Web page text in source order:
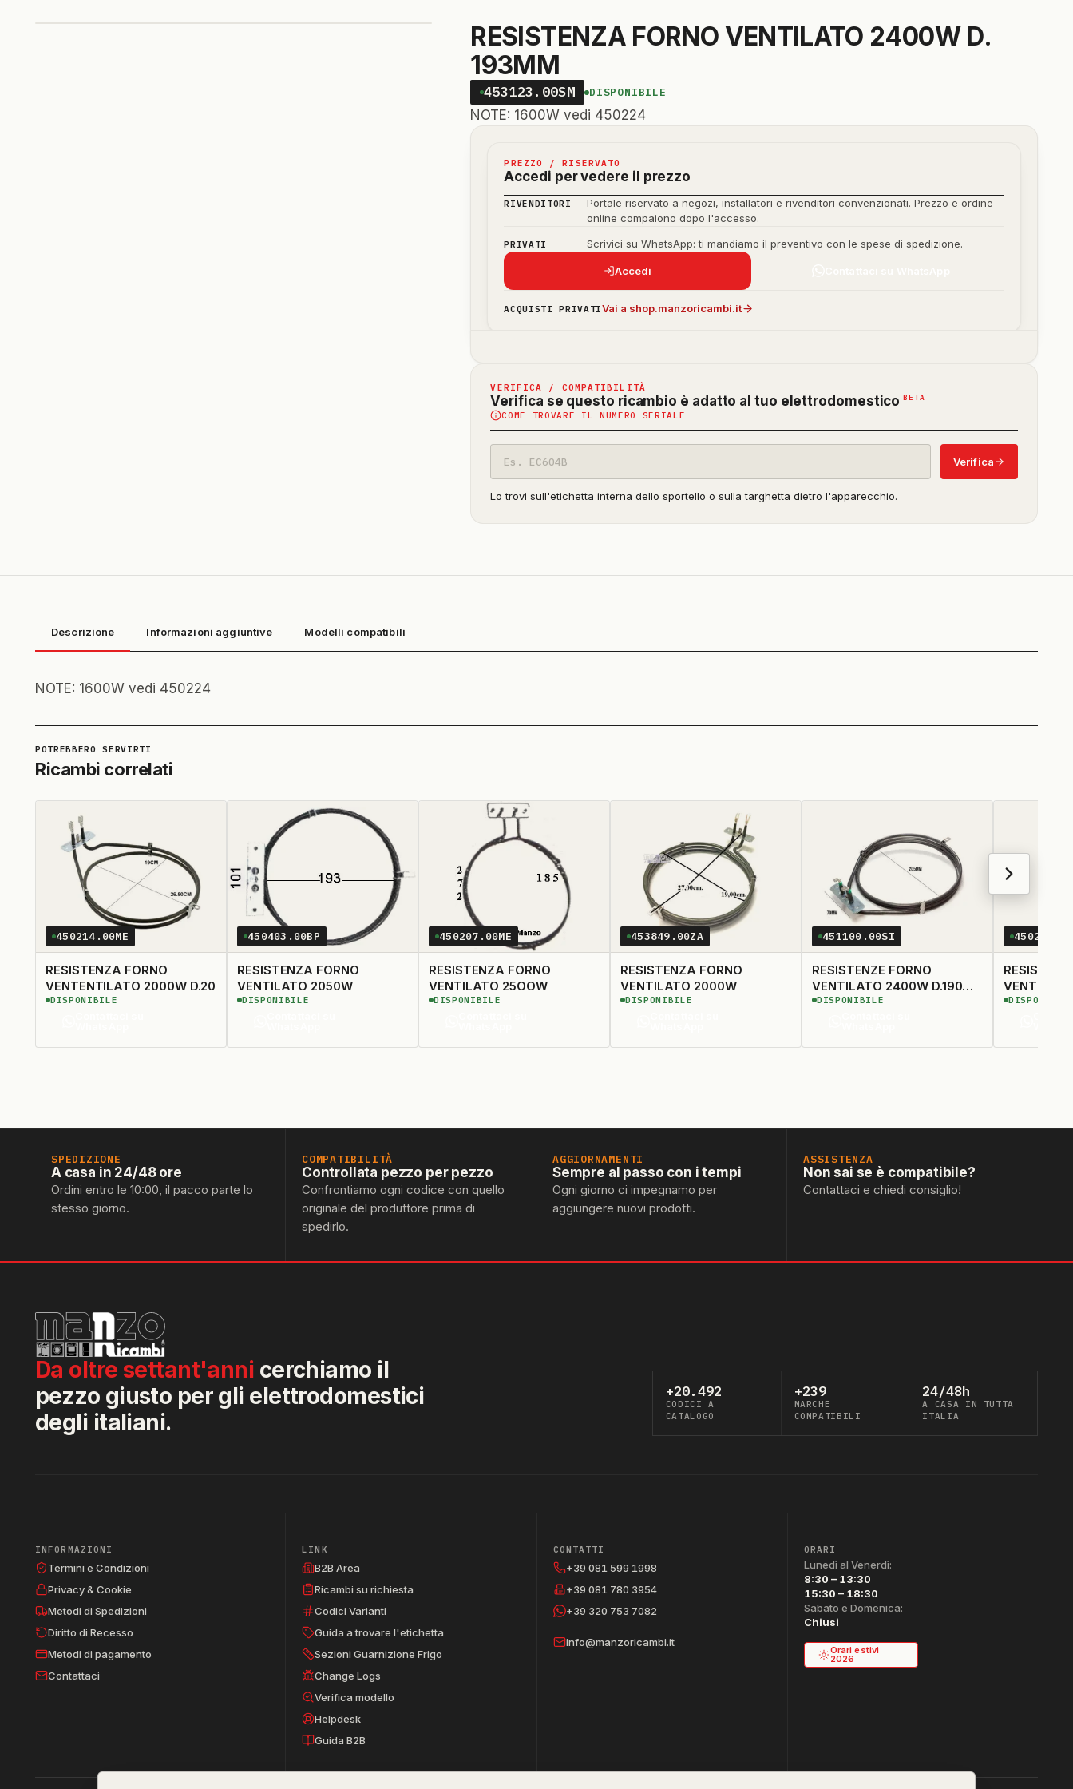
RESISTENZA FORNO VENTILATO 2400W D.
193MM
453123.00SM DISPONIBILE
NOTE: 1600W vedi 450224
PREZZO / RISERVATO
Accedi per vedere il prezzo
RIVENDITORI
Portale riservato a negozi, installatori e rivenditori convenzionati. Prezzo e ordine
online compaiono dopo l'accesso.
PRIVATI Scrivici su WhatsApp: ti mandiamo il preventivo con le spese di spedizione.
Accedi
ACQUISTI PRIVATIVai a shop.manzoricambi.it
VERIFICA / COMPATIBILITÀ
Verifica se questo ricambio è adatto al tuo elettrodomestico BETA
beta)
COME TROVARE IL NUMERO SERIALE
modello
Verifica
Lo trovi sull'etichetta interna dello sportello o sulla targhetta dietro l'apparecchio.
Descrizione Informazioni aggiuntive Modelli compatibili
NOTE: 1600W vedi 450224
Ricambi correlati
450214.00ME
RESISTENZA FORNO
VENTENTILATO 2000W D.20
DISPONIBILE
450403.00BP
RESISTENZA FORNO
VENTILATO 2050W
DISPONIBILE
450207.00ME
RESISTENZA FORNO
VENTILATO 25OOW
DISPONIBILE
453849.00ZA
RESISTENZA FORNO
VENTILATO 2000W
DISPONIBILE
451100.00SI
RESISTENZE FORNO
VENTILATO 2400W D.190
STAF.70
DISPONIBILE
VENTILATO
193MM
SPEDIZIONE
A casa in 24/48 ore
Ordini entro le 10:00, il pacco parte lo
stesso giorno.
COMPATIBILITÀ
Controllata pezzo per pezzo
Confrontiamo ogni codice con quello
originale del produttore prima di
spedirlo.
AGGIORNAMENTI
Sempre al passo con i tempi
Ogni giorno ci impegnamo per
aggiungere nuovi prodotti.
ASSISTENZA
Non sai se è compatibile?
Contattaci e chiedi consiglio!
Da oltre settant'anni cerchiamo il
pezzo giusto per gli elettrodomestici
degli italiani.
+20.492
CODICI A
CATALOGO
+239
MARCHE
COMPATIBILI
24/48h
A CASA IN TUTTA
ITALIA
INFORMAZIONI
Termini e Condizioni
Privacy & Cookie
Metodi di Spedizioni
Diritto di Recesso
Metodi di pagamento
Contattaci
LINK
B2B Area
Ricambi su richiesta
Codici Varianti
Guida a trovare l'etichetta
Sezioni Guarnizione Frigo
Change Logs
Verifica modello
Helpdesk
Guida B2B
CONTATTI
+39 081 599 1998
+39 081 780 3954
+39 320 753 7082
info@manzoricambi.it
ORARI
Lunedì al Venerdì:
8:30 – 13:30
15:30 – 18:30
Sabato e Domenica:
Chiusi
Orari estivi
2026